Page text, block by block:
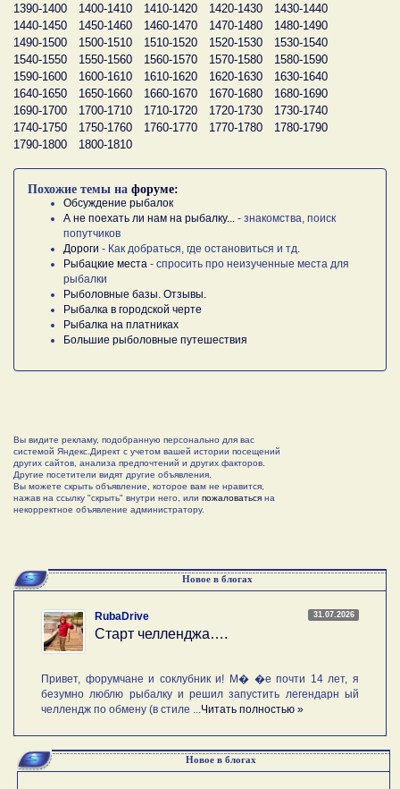
1390-1400
1400-1410 1410-1420 1420-1430
1430-1440
1440-1450
1450-1460 1460-1470 1470-1480
1480-1490
1490-1500
1500-1510 1510-1520 1520-1530
1530-1540
1540-1550
1550-1560 1560-1570 1570-1580
1580-1590
1590-1600
1600-1610 1610-1620 1620-1630
1630-1640
1640-1650
1650-1660 1660-1670 1670-1680
1680-1690
1690-1700
1700-1710 1710-1720 1720-1730
1730-1740
1740-1750
1750-1760 1760-1770 1770-1780
1780-1790
1790-1800
1800-1810
Похожие темы на форуме:
Обсуждение рыбалок
А не поехать ли нам на рыбалку...
- знакомства, поиск
попутчиков
Дороги - Как добраться, где остановиться и тд.
Рыбацкие места - спросить про неизученные места для
рыбалки
Рыболовные базы. Отзывы.
Рыбалка в городской черте
Рыбалка на платниках
Большие рыболовные путешествия
Вы видите рекламу, подобранную персонально для вас
системой Яндекс.Директ с учетом вашей истории посещений
других сайтов, анализа предпочтений и других факторов.
Другие посетители видят другие объявления.
Вы можете скрыть объявление, которое вам не нравится,
нажав на ссылку "скрыть" внутри него, или пожаловаться на
некорректное объявление администратору.
Новое в блогах
31.07.2026
RubaDrive
Старт челленджа….
Привет, форумчане и соклубник и! М� �е почти 14 лет, я
безумно люблю рыбалку и решил запустить легендарн ый
челлендж по обмену (в стиле ... Читать полностью »
Новое в блогах